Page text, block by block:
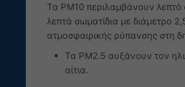
Τα PM10 περιλαμβάνουν λεπτό
λεπτά σωματίδια με διάμετρο
ατμοσφαιρικής ρύπανσης στη
Τα PM2.5 αυξάνουν τον
αίτια.